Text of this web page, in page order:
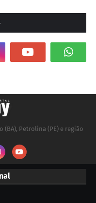
(BA), Petrolina (PE) e região